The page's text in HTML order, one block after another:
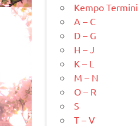
Kempo Termini
A – C
D – G
H – J
K – L
M – N
O – R
S
T – V